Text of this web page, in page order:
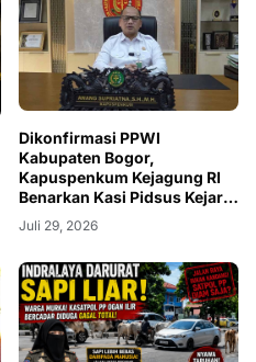
Dikonfirmasi PPWI
Kabupaten Bogor,
Kapuspenkum Kejagung RI
Benarkan Kasi Pidsus Kejari
Kabupaten Bogor Jalani
Pemeriksaan
Juli 29, 2026